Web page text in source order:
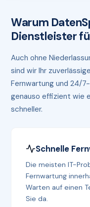
Warum
Dienstleister
Auch ohne
sind wir Ihr
Fernwartung und 24/
genauso effizient wie
schneller.
Schnelle
Die meisten IT-
Fernwartung
Warten auf einen
Sie da.